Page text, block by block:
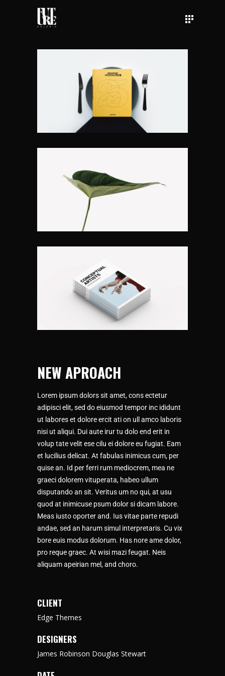
NEW APROACH
Lorem ipsum dolors sit amet, cons ectetur
adipisci elit, sed do eiusmod tempor inc ididunt
ut labores et dolore ercit ati on ull amco laboris
nisi ut aliqui. Dui aute irur tu dolo end erit in
volup tate velit ese cilu ei dolore eu fugiat. Eam
et lucilius delicat. At fabulas inimicus cum, per
quise an. Id per ferri rum mediocrem, mea ne
graeci dolorem vituperata, habeo ullum
disputando an sit. Veritus um no qui, at usu
quod at inimicuse psum dolor si dicam labore.
Meas iusto oporter and. Ius vitae parte repudi
andae, sed an harum simul interpretaris. Cu vix
bore euis modus dolorum. Has nore ame dolor,
pro reque graec. At wisi mazi feugat. Neis
aliquam apeirian mel, and choro.
CLIENT
Edge Themes
DESIGNERS
James Robinson Douglas Stewart